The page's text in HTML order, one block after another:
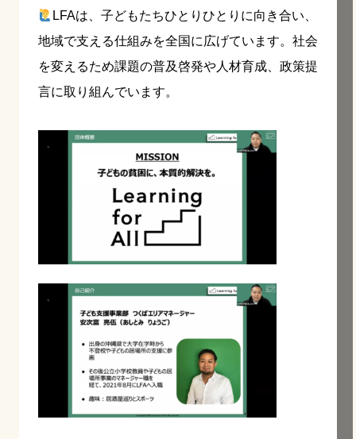
LFAは、子どもたちひとりひとりに向き合い、
地域で支える仕組みを全国に広げています。社会
を変えるため課題の普及啓発や人材育成、政策提
言に取り組んでいます。